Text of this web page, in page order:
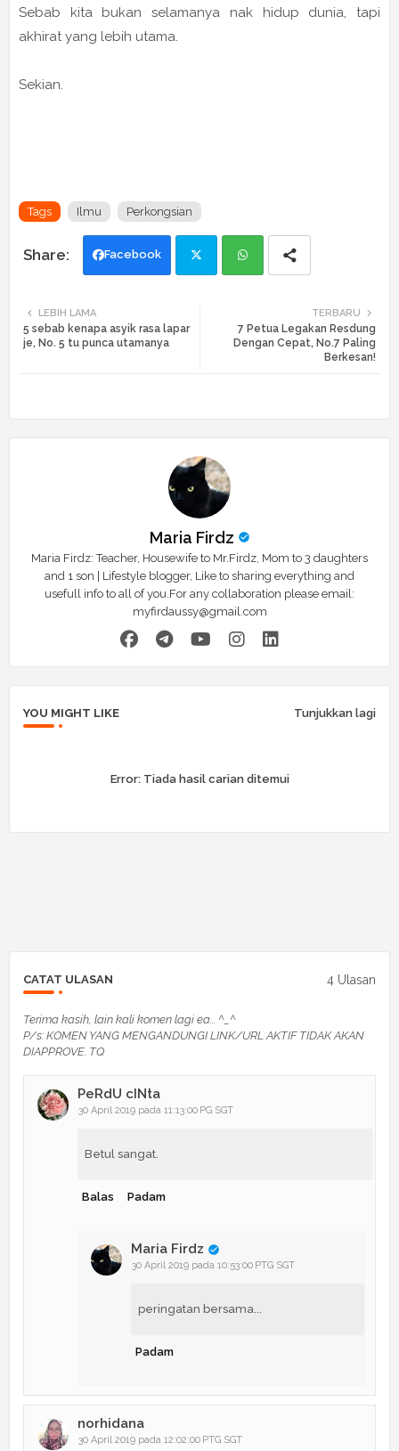
Sebab kita bukan selamanya nak hidup dunia, tapi
akhirat yang lebih utama.
Sekian.
Tags Ilmu Perkongsian
Facebook
tte ats
TERBARU
7 Petua Legakan Resdung
Dengan Cepat, No.7 Paling
Berkesan!
LEBIH LAMA
5 sebab kenapa asyik rasa lapar
je, No. 5 tu punca utamanya
Maria Firdz
Maria Firdz: Teacher, Housewife to Mr.Firdz, Mom to 3 daughters
and 1 son | Lifestyle blogger, Like to sharing everything and
usefull info to all of you.For any collaboration please email:
myfirdaussy@gmail.com
YOU MIGHT LIKE Tunjukkan lagi
Error:Tiada hasil carian ditemui
CATAT ULASAN 4 Ulasan
Terima kasih, lain kali komen lagi ea... ^_^
P/s: KOMEN YANG MENGANDUNGI LINK/URL AKTIF TIDAK AKAN
DIAPPROVE. TQ
PeRdU cINta
30 April 2019 pada 11:13:00 PG SGT
Betul sangat.
Balas Padam
Maria Firdz
30 April 2019 pada 10:53:00 PTG SGT
peringatan bersama...
Padam
norhidana
30 April 2019 pada 12:02:00 PTG SGT